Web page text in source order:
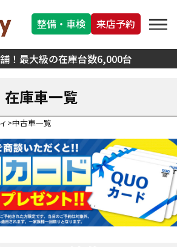
！最大級の在庫台数6,000台
整備・車検 来店予約
在庫車一覧
中古車一覧